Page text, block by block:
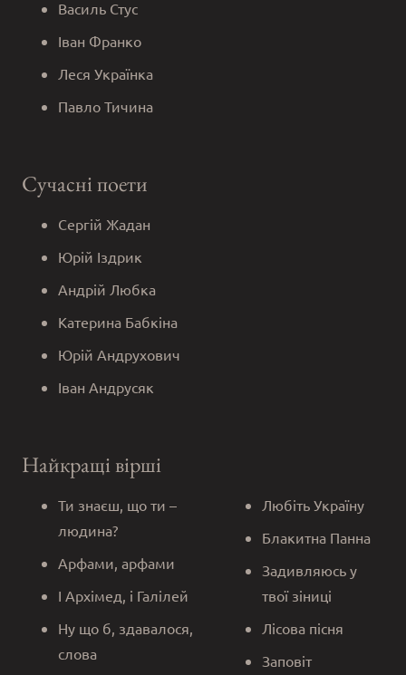
Василь Стус
Іван Франко
Леся Українка
Павло Тичина
Сучасні поети
Сергій Жадан
Юрій Іздрик
Андрій Любка
Катерина Бабкіна
Юрій Андрухович
Іван Андрусяк
Найкращі вірші
Ти знаєш, що ти –
людина?
Арфами, арфами
І Архімед, і Галілей
Ну що б, здавалося,
слова
Любіть Україну
Блакитна Панна
Задивляюсь у
твої зіниці
Лісова пісня
Заповіт